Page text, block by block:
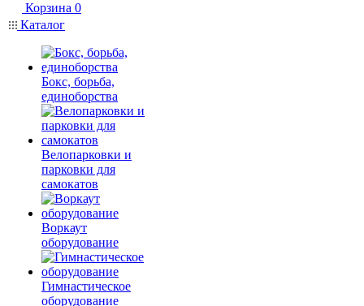
Корзина 0
Каталог
Бокс, борьба,
единоборства
Велопарковки и
парковки для
самокатов
Воркаут
оборудование
Гимнастическое
оборудование